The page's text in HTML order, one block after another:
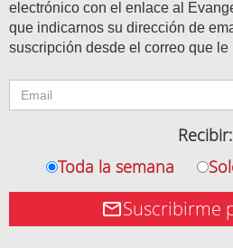
electrónico con el enlace al
que indicarnos su dirección de
suscripción desde el correo que le
Recibir:
Toda la semana
Suscribirme